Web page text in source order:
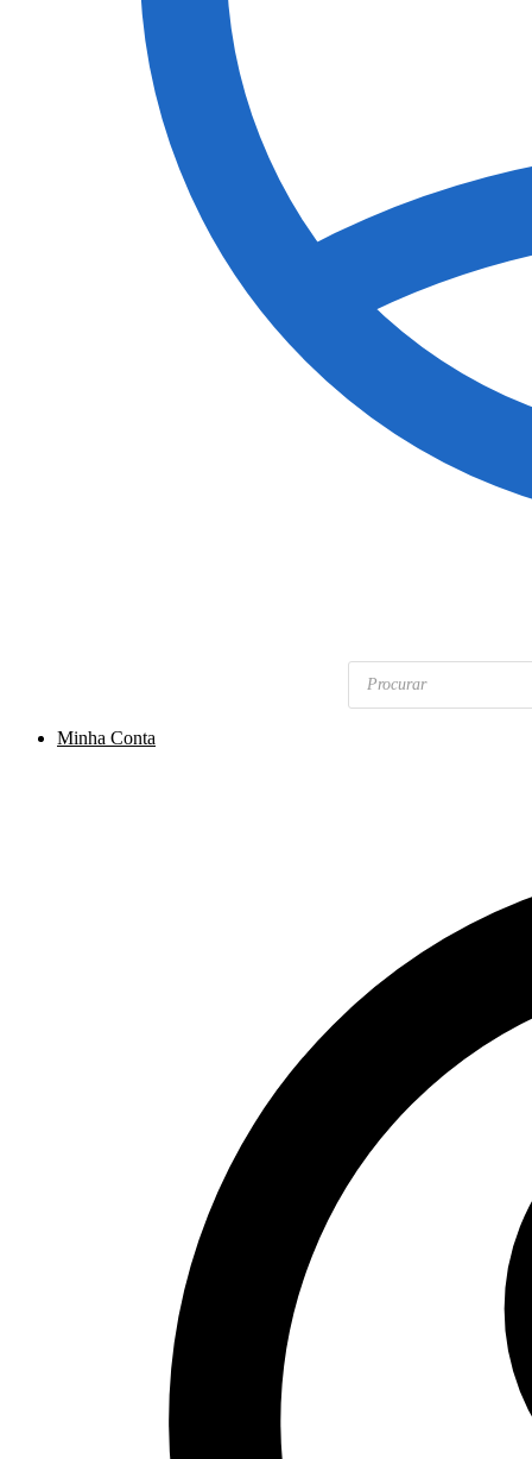
Pesquisar
produtos
Minha Conta